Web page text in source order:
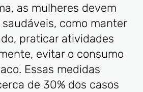
as mulheres devem
como manter
praticar atividades
evitar o consumo
Essas medidas
de 30% dos casos